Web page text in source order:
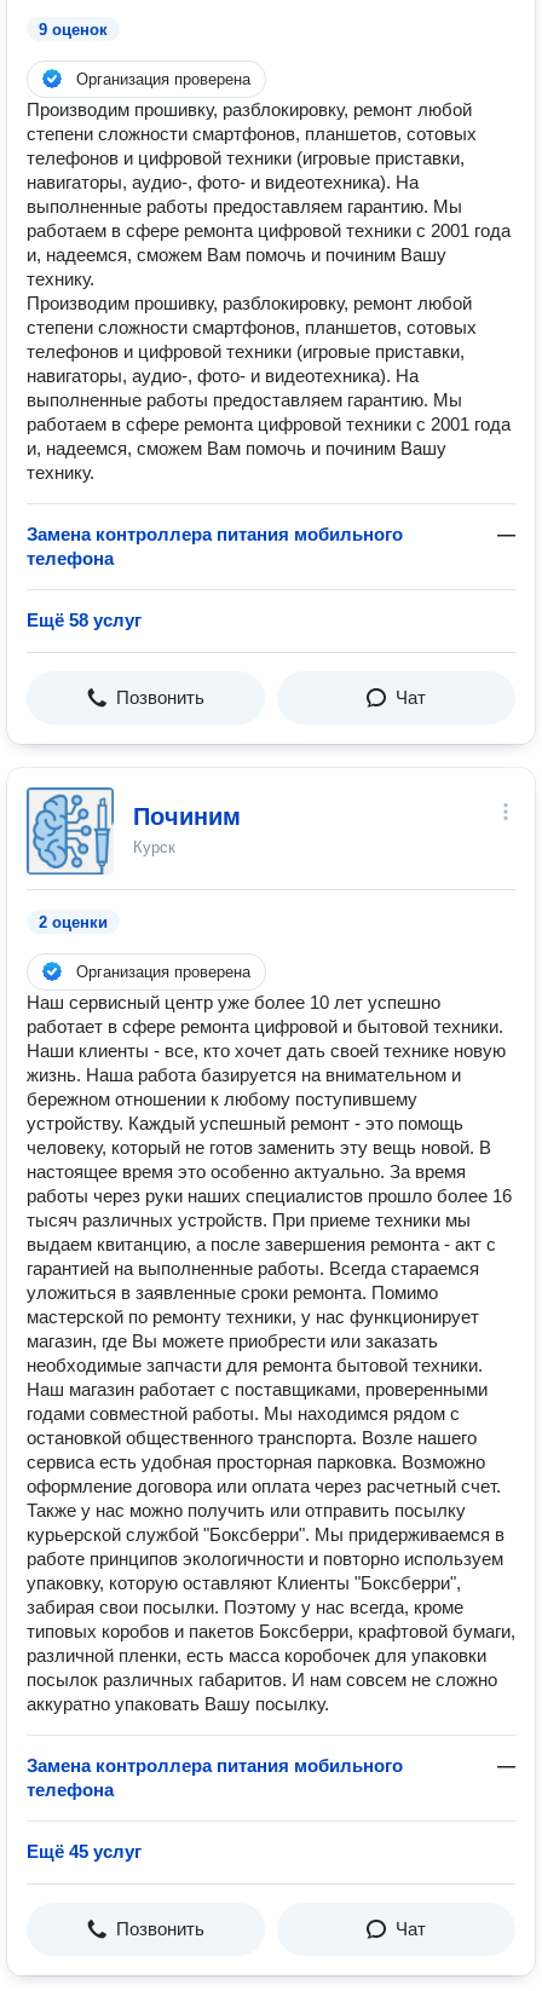
9 оценок
Организация проверена
Производим прошивку, разблокировку, ремонт любой
степени сложности смартфонов, планшетов, сотовых
телефонов и цифровой техники (игровые приставки,
навигаторы, аудио-, фото- и видеотехника). На
выполненные работы предоставляем гарантию. Мы
работаем в сфере ремонта цифровой техники с 2001 года
и, надеемся, сможем Вам помочь и починим Вашу
технику.
Производим прошивку, разблокировку, ремонт любой
степени сложности смартфонов, планшетов, сотовых
телефонов и цифровой техники (игровые приставки,
навигаторы, аудио-, фото- и видеотехника). На
выполненные работы предоставляем гарантию. Мы
работаем в сфере ремонта цифровой техники с 2001 года
и, надеемся, сможем Вам помочь и починим Вашу
технику.
Замена контроллера питания мобильного
телефона
—
Ещё 58 услуг
Позвонить Чат
Починим
Курск
2 оценки
Организация проверена
Наш сервисный центр уже более 10 лет успешно
работает в сфере ремонта цифровой и бытовой техники.
Наши клиенты - все, кто хочет дать своей технике новую
жизнь. Наша работа базируется на внимательном и
бережном отношении к любому поступившему
устройству. Каждый успешный ремонт - это помощь
человеку, который не готов заменить эту вещь новой. В
настоящее время это особенно актуально. За время
работы через руки наших специалистов прошло более 16
тысяч различных устройств. При приеме техники мы
выдаем квитанцию, а после завершения ремонта - акт с
гарантией на выполненные работы. Всегда стараемся
уложиться в заявленные сроки ремонта. Помимо
мастерской по ремонту техники, у нас функционирует
магазин, где Вы можете приобрести или заказать
необходимые запчасти для ремонта бытовой техники.
Наш магазин работает с поставщиками, проверенными
годами совместной работы. Мы находимся рядом с
остановкой общественного транспорта. Возле нашего
сервиса есть удобная просторная парковка. Возможно
оформление договора или оплата через расчетный счет.
Также у нас можно получить или отправить посылку
курьерской службой "Боксберри". Мы придерживаемся в
работе принципов экологичности и повторно используем
упаковку, которую оставляют Клиенты "Боксберри",
забирая свои посылки. Поэтому у нас всегда, кроме
типовых коробов и пакетов Боксберри, крафтовой бумаги,
различной пленки, есть масса коробочек для упаковки
посылок различных габаритов. И нам совсем не сложно
аккуратно упаковать Вашу посылку.
Замена контроллера питания мобильного
телефона
—
Ещё 45 услуг
Позвонить Чат